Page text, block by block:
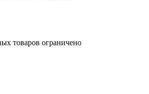
товаров ограничено